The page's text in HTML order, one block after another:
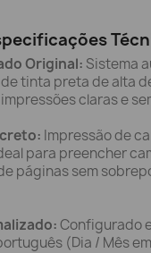
Original: Sistema
tinta preta de alta
claras e
Impressão de
para preencher
páginas sem
Configurado
(Dia / Mês